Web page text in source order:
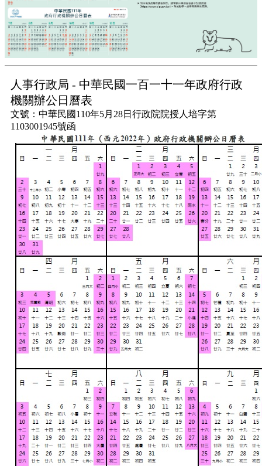
人事行政局 - 中華民國一百一十一年政府行政
機關辦公日曆表
文號：中華民國110年5月28日行政院院授人培字第
1103001945號函